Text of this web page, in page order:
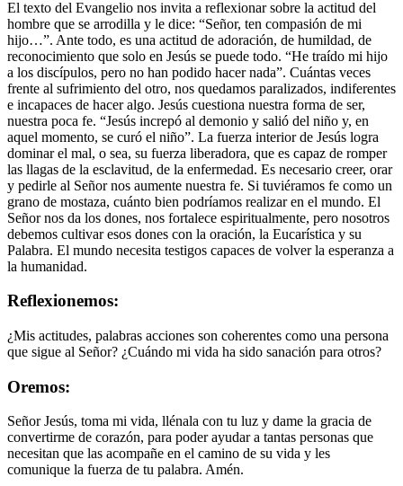
El texto del Evangelio nos invita a reflexionar sobre la actitud del
hombre que se arrodilla y le dice: “Señor, ten compasión de mi
hijo…”. Ante todo, es una actitud de adoración, de humildad, de
reconocimiento que solo en Jesús se puede todo. “He traído mi hijo
a los discípulos, pero no han podido hacer nada”. Cuántas veces
frente al sufrimiento del otro, nos quedamos paralizados, indiferentes
e incapaces de hacer algo. Jesús cuestiona nuestra forma de ser,
nuestra poca fe. “Jesús increpó al demonio y salió del niño y, en
aquel momento, se curó el niño”. La fuerza interior de Jesús logra
dominar el mal, o sea, su fuerza liberadora, que es capaz de romper
las llagas de la esclavitud, de la enfermedad. Es necesario creer, orar
y pedirle al Señor nos aumente nuestra fe. Si tuviéramos fe como un
grano de mostaza, cuánto bien podríamos realizar en el mundo. El
Señor nos da los dones, nos fortalece espiritualmente, pero nosotros
debemos cultivar esos dones con la oración, la Eucarística y su
Palabra. El mundo necesita testigos capaces de volver la esperanza a
la humanidad.
Reflexionemos:
¿Mis actitudes, palabras acciones son coherentes como una persona
que sigue al Señor? ¿Cuándo mi vida ha sido sanación para otros?
Oremos:
Señor Jesús, toma mi vida, llénala con tu luz y dame la gracia de
convertirme de corazón, para poder ayudar a tantas personas que
necesitan que las acompañe en el camino de su vida y les
comunique la fuerza de tu palabra. Amén.